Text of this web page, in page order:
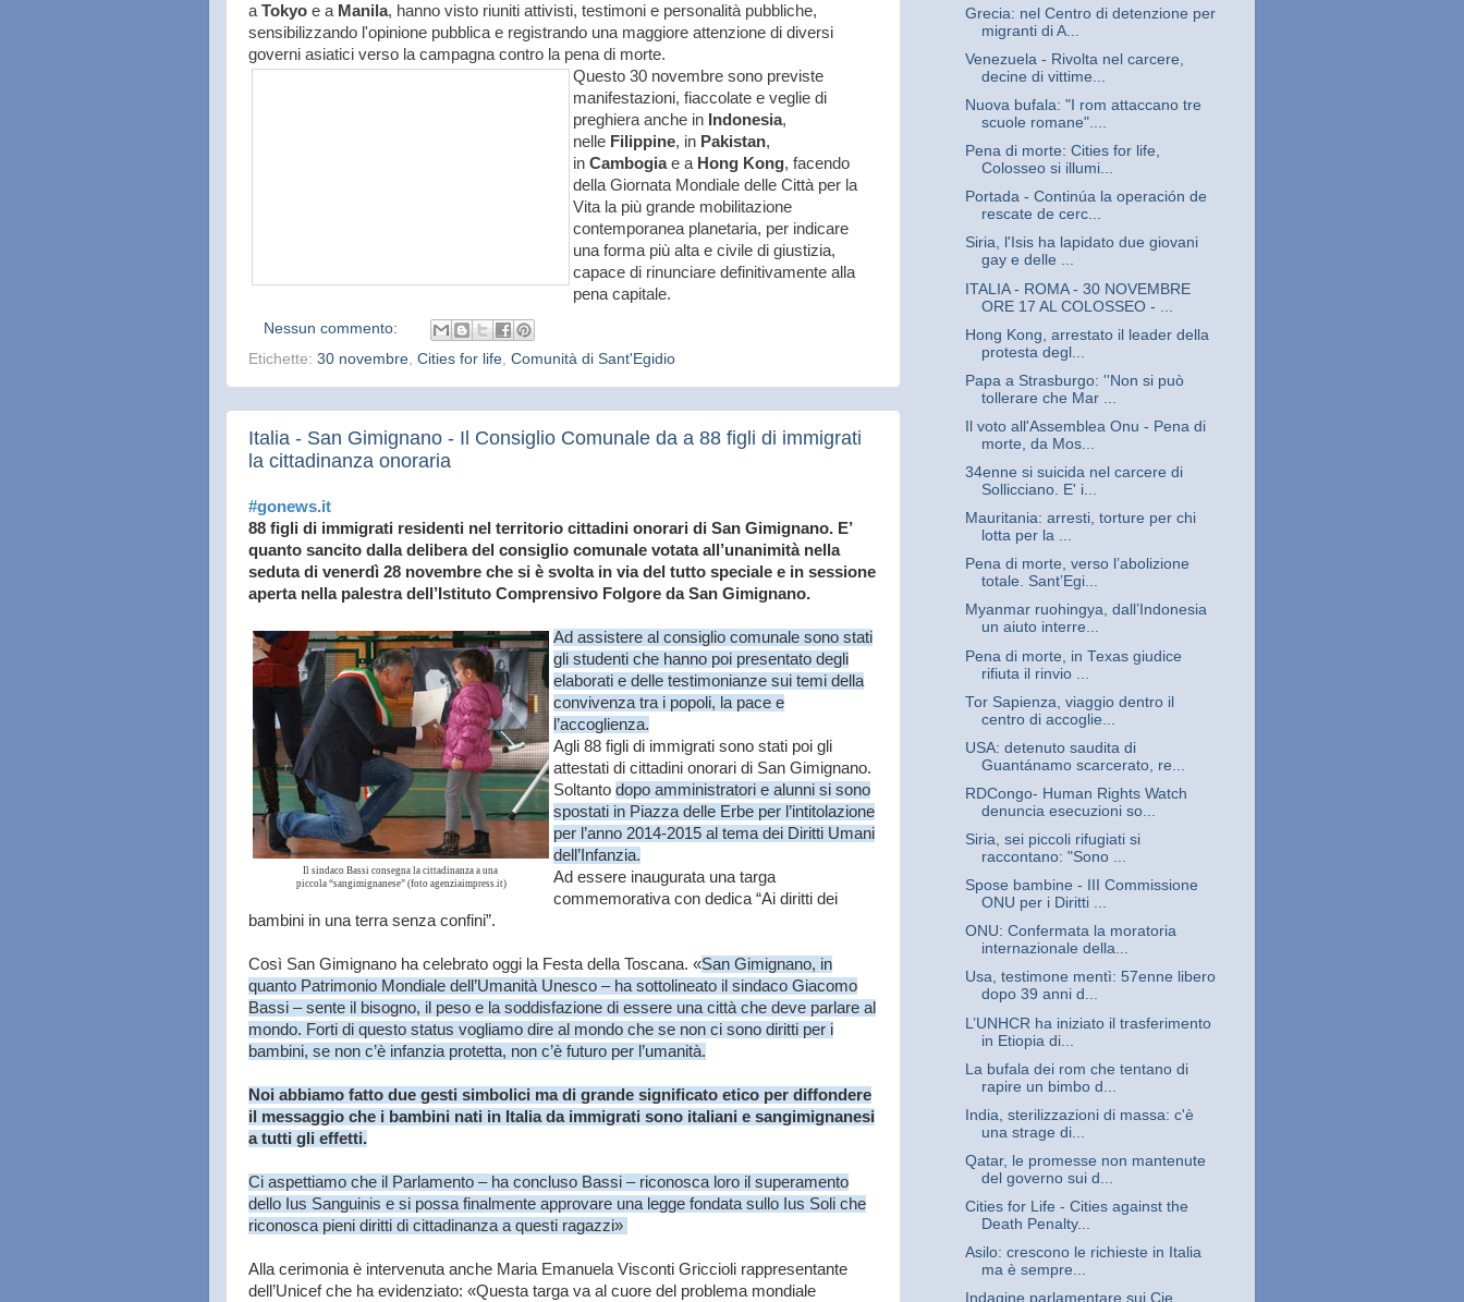
a Tokyo e a Manila, hanno visto riuniti attivisti, testimoni e personalità pubbliche,
sensibilizzando l'opinione pubblica e registrando una maggiore attenzione di diversi
governi asiatici verso la campagna contro la pena di morte.
Questo 30 novembre sono previste
manifestazioni, fiaccolate e veglie di
preghiera anche in Indonesia,
nelle Filippine, in Pakistan,
in Cambogiae a Hong Kong, facendo
della Giornata Mondiale delle Città per la
Vita la più grande mobilitazione
contemporanea planetaria, per indicare
una forma più alta e civile di giustizia,
capace di rinunciare definitivamente alla
pena capitale.
Nessun commento:
Etichette: 30 novembre, Cities for life, Comunità di Sant'Egidio
Italia - San Gimignano - Il Consiglio Comunale da a 88 figli di immigrati
la cittadinanza onoraria
#gonews.it
88 figli di immigrati residenti nel territorio cittadini onorari di San Gimignano. E’
quanto sancito dalla delibera del consiglio comunale votata all’unanimità nella
seduta di venerdì 28 novembre che si è svolta in via del tutto speciale e in sessione
aperta nella palestra dell’Istituto Comprensivo Folgore da San Gimignano.
Il sindaco Bassi consegna la cittadinanza a una
piccola “sangimignanese” (foto agenziaimpress.it)
Ad assistere al consiglio comunale sono stati
gli studenti che hanno poi presentato degli
elaborati e delle testimonianze sui temi della
convivenza tra i popoli, la pace e
l’accoglienza.
Agli 88 figli di immigrati sono stati poi gli
attestati di cittadini onorari di San Gimignano.
Soltanto dopo amministratori e alunni si sono
spostati in Piazza delle Erbe per l’intitolazione
per l’anno 2014-2015 al tema dei Diritti Umani
dell’Infanzia.
Ad essere inaugurata una targa
commemorativa con dedica “Ai diritti dei
bambini in una terra senza confini”.
Così San Gimignano ha celebrato oggi la Festa della Toscana. «San Gimignano, in
quanto Patrimonio Mondiale dell’Umanità Unesco – ha sottolineato il sindaco Giacomo
Bassi – sente il bisogno, il peso e la soddisfazione di essere una città che deve parlare al
mondo. Forti di questo status vogliamo dire al mondo che se non ci sono diritti per i
bambini, se non c’è infanzia protetta, non c’è futuro per l’umanità.
Noi abbiamo fatto due gesti simbolici ma di grande significato etico per diffondere
il messaggio che i bambini nati in Italia da immigrati sono italiani e sangimignanesi
a tutti gli effetti.
Ci aspettiamo che il Parlamento – ha concluso Bassi – riconosca loro il superamento
dello Ius Sanguinis e si possa finalmente approvare una legge fondata sullo Ius Soli che
riconosca pieni diritti di cittadinanza a questi ragazzi»
Alla cerimonia è intervenuta anche Maria Emanuela Visconti Griccioli rappresentante
dell’Unicef che ha evidenziato: «Questa targa va al cuore del problema mondiale
Grecia: nel Centro di detenzione per
migranti di A...
Venezuela - Rivolta nel carcere,
decine di vittime...
Nuova bufala: "I rom attaccano tre
scuole romane"....
Pena di morte: Cities for life,
Colosseo si illumi...
Portada - Continúa la operación de
rescate de cerc...
Siria, l'Isis ha lapidato due giovani
gay e delle ...
ITALIA - ROMA - 30 NOVEMBRE
ORE 17 AL COLOSSEO - ...
Hong Kong, arrestato il leader della
protesta degl...
Papa a Strasburgo: ''Non si può
tollerare che Mar ...
Il voto all'Assemblea Onu - Pena di
morte, da Mos...
34enne si suicida nel carcere di
Sollicciano. E' i...
Mauritania: arresti, torture per chi
lotta per la ...
Pena di morte, verso l’abolizione
totale. Sant’Egi...
Myanmar ruohingya, dall’Indonesia
un aiuto interre...
Pena di morte, in Texas giudice
rifiuta il rinvio ...
Tor Sapienza, viaggio dentro il
centro di accoglie...
USA: detenuto saudita di
Guantánamo scarcerato, re...
RDCongo- Human Rights Watch
denuncia esecuzioni so...
Siria, sei piccoli rifugiati si
raccontano: "Sono ...
Spose bambine - III Commissione
ONU per i Diritti ...
ONU: Confermata la moratoria
internazionale della...
Usa, testimone mentì: 57enne libero
dopo 39 anni d...
L’UNHCR ha iniziato il trasferimento
in Etiopia di...
La bufala dei rom che tentano di
rapire un bimbo d...
India, sterilizzazioni di massa: c'è
una strage di...
Qatar, le promesse non mantenute
del governo sui d...
Cities for Life - Cities against the
Death Penalty...
Asilo: crescono le richieste in Italia
ma è sempre...
Indagine parlamentare sui Cie,